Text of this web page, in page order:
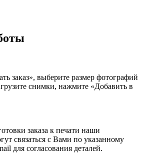
заказ», выберите размер фотографий
снимки, нажмите «Добавить в
заказа к печати наши
связаться с Вами по указанному
для согласования деталей.